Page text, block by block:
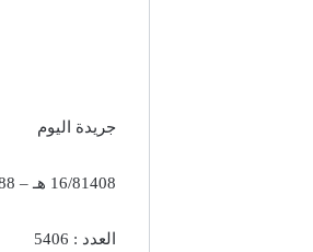
جريدة اليوم
16/81408 هـ – 4/4/1988م
العدد : 5406